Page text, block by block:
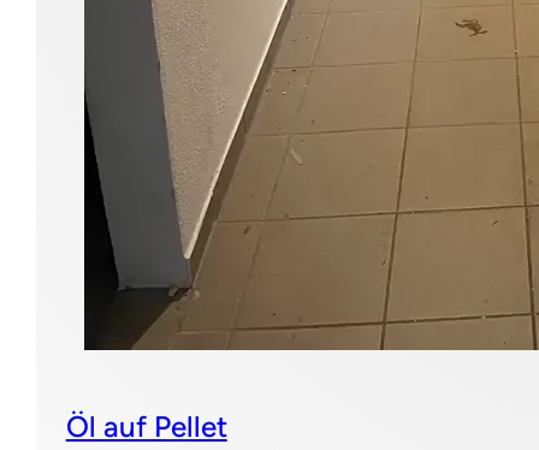
Öl auf Pellet